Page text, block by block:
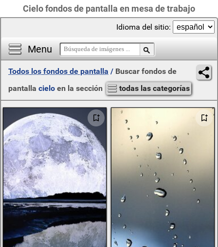
Cielo fondos de pantalla en mesa de trabajo
Menu
Idioma del sitio:
Todos los fondos de pantalla / Buscar fondos de
pantalla cielo en la sección todas las categorías